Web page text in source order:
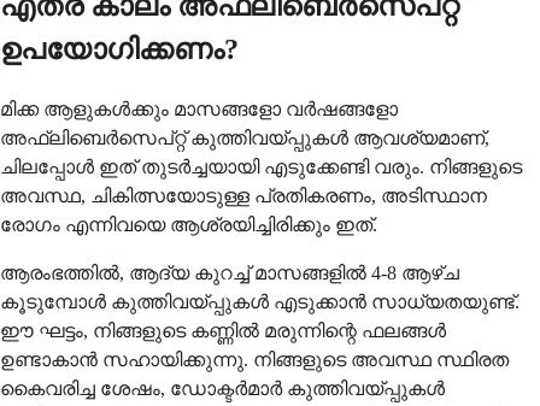
എത്ര കാലം അഫ്‌ലിബെർസെപ്റ്റ്
ഉപയോഗിക്കണം?
മിക്ക ആളുകൾക്കും മാസങ്ങളോ വർഷങ്ങളോ
അഫ്‌ലിബെർസെപ്റ്റ് കുത്തിവയ്പ്പുകൾ ആവശ്യമാണ്,
ചിലപ്പോൾ ഇത് തുടർച്ചയായി എടുക്കേണ്ടി വരും. നിങ്ങളുടെ
അവസ്ഥ, ചികിത്സയോടുള്ള പ്രതികരണം, അടിസ്ഥാന
രോഗം എന്നിവയെ ആശ്രയിച്ചിരിക്കും ഇത്.
ആരംഭത്തിൽ, ആദ്യ കുറച്ച് മാസങ്ങളിൽ 4-8 ആഴ്ച
കൂടുമ്പോൾ കുത്തിവയ്പ്പുകൾ എടുക്കാൻ സാധ്യതയുണ്ട്.
ഈ ഘട്ടം, നിങ്ങളുടെ കണ്ണിൽ മരുന്നിന്റെ ഫലങ്ങൾ
ഉണ്ടാകാൻ സഹായിക്കുന്നു. നിങ്ങളുടെ അവസ്ഥ സ്ഥിരത
കൈവരിച്ച ശേഷം, ഡോക്ടർമാർ കുത്തിവയ്പ്പുകൾ